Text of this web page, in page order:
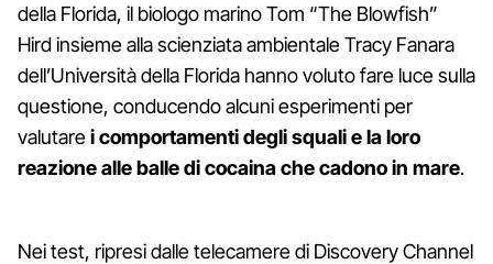
della Florida, il biologo marino Tom “The Blowfish”
Hird insieme alla scienziata ambientale Tracy Fanara
dell’Università della Florida hanno voluto fare luce sulla
questione, conducendo alcuni esperimenti per
valutarei comportamenti degli squali e la loro
reazione alle balle di cocaina che cadono in mare.
Nei test, ripresi dalle telecamere di Discovery Channel